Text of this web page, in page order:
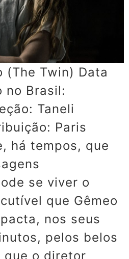
(The Twin) Data
no Brasil:
Taneli
Paris
há tempos, que
se viver o
que Gêmeo
nos seus
pelos belos
que o diretor